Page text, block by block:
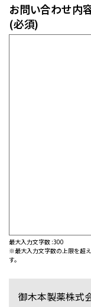
お問い合わせ内
(必須)
最大入力文字数 :300
※最大入力文字数の上限を超
す。
御木本製薬株式